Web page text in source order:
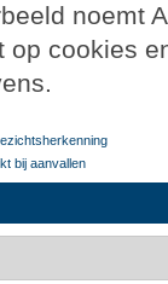
noemt
cookies
bij aanvallen